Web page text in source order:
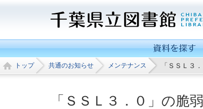
トップ 共通のお知らせ メンテナンス 「ＳＳＬ３
「ＳＳＬ３．０」の脆